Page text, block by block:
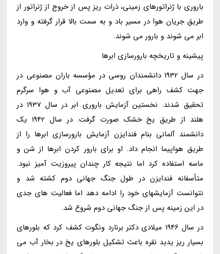
باروری با ژنراتورهای زمینی، ذرات ریز پس از خروج از ژنراتور از
طریق جریان هوا در مسیر باد و به سمت بالا قرار گرفته و وارد
ابر می شوند و بارور می شوند.
پیشینه و تاریخچه بارورسازی ابرها
در سال 1932 دانشمندان روسی در مؤسسه باران مصنوعی در
جهت کشف راهی برای تعدیل مصنوعی آب و هوا سرگرم
تحقیق شدند. نخستین آزمایش باروری ابر در سال 1937 در
هلند از طریق یخ خشک صورت گرفت. در سال 1942 یک
دانشمند آلمانی بنام فندایزن آزمایش بارورسازی ابرها را از
طریق هواپیما انجام داد. او برای بارور کردن ابرها از شن و
ماسه استفاده کرد اما نتیجه کار چندان پیروزیت آمیز نبود.
متأسفانه فندایزن در طول جنگ جهانی دوم کشته شد و
نتوانست آزمایشهای خود را ادامه دهد اما فعالیت های جدی
در این زمینه پس از جنگ جهانی دوم شروع شد.
در سال 1946 میلادی دکتر برنارد ونگوت کشف کرد که بلورهای
بسیار ریز یدید نقره باعث تشکیل بلورهای یخ در بخار آب می